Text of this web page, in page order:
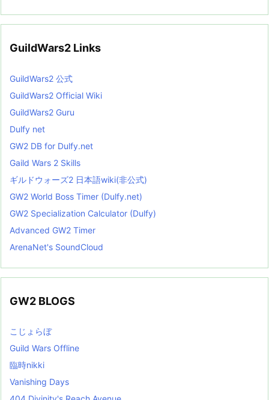
GuildWars2 Links
GuildWars2 公式
GuildWars2 Official Wiki
GuildWars2 Guru
Dulfy net
GW2 DB for Dulfy.net
Gaild Wars 2 Skills
ギルドウォーズ2 日本語wiki(非公式)
GW2 World Boss Timer (Dulfy.net)
GW2 Specialization Calculator (Dulfy)
Advanced GW2 Timer
ArenaNet's SoundCloud
GW2 BLOGS
こじょらぼ
Guild Wars Offline
臨時nikki
Vanishing Days